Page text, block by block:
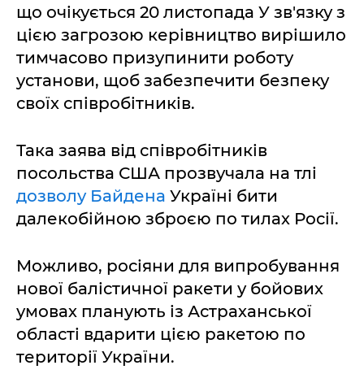
що очікується 20 листопада У зв'язку з
цією загрозою керівництво вирішило
тимчасово призупинити роботу
установи, щоб забезпечити безпеку
своїх співробітників.
Така заява від співробітників
посольства США прозвучала на тлі
дозволу Байдена Україні бити
далекобійною зброєю по тилах Росії.
Можливо, росіяни для випробування
нової балістичної ракети у бойових
умовах планують із Астраханської
області вдарити цією ракетою по
території України.